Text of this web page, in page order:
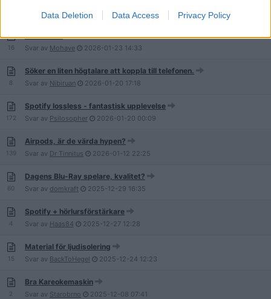
Data Deletion Data Access Privacy Policy
Svar avRFT 2026-02-11 10:41
16
Hemmabio
Svar av Mohave 2026-01-23 14:33
8
Söker en liten högtalare att koppla till telefonen.
Svar av Nibiruan 2026-01-20 17:18
172
Spotify lossless - fantastisk upplevelse
Svar av Psilosopher 2026-01-20 00:09
139
Airpods, är de värda hypen?
Svar av Dr Tinnitus 2026-01-12 22:25
60
Dagens Blu-Ray spelare, kvalitet?
Svar av domkraft 2025-12-29 16:35
4
Spotify + hörlursförstärkare
Svar av Haas84 2025-12-27 12:28
15
Material för ljudisolering
Svar av BackToHegel 2025-12-24 12:23
2
Bra Kareokemaskin
Svar av Starobrno 2025-12-08 07:41